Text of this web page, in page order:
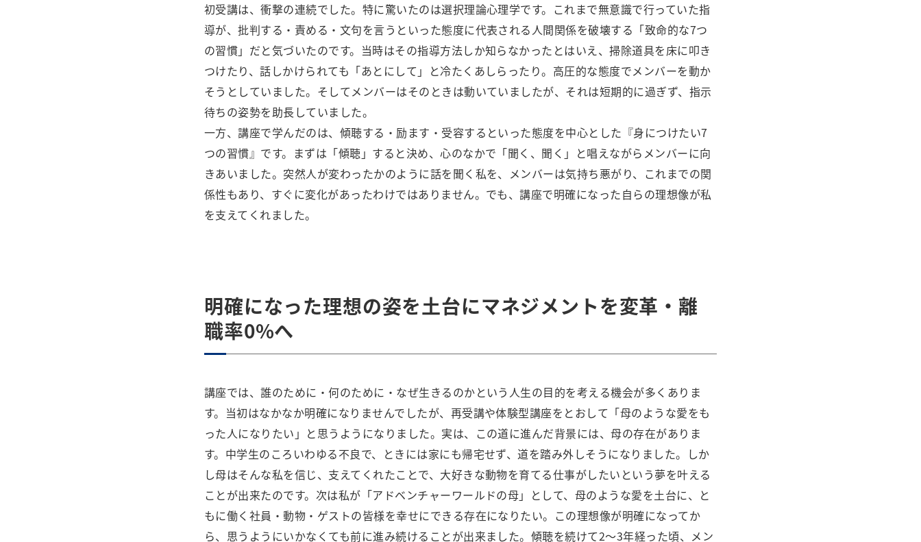
初受講は、衝撃の連続でした。特に驚いたのは選択理論心理学です。これまで無意識で行っていた指
導が、批判する・責める・文句を言うといった態度に代表される人間関係を破壊する「致命的な7つ
の習慣」だと気づいたのです。当時はその指導方法しか知らなかったとはいえ、掃除道具を床に叩き
つけたり、話しかけられても「あとにして」と冷たくあしらったり。高圧的な態度でメンバーを動か
そうとしていました。そしてメンバーはそのときは動いていましたが、それは短期的に過ぎず、指示
待ちの姿勢を助長していました。
一方、講座で学んだのは、傾聴する・励ます・受容するといった態度を中心とした『身につけたい7
つの習慣』です。まずは「傾聴」すると決め、心のなかで「聞く、聞く」と唱えながらメンバーに向
きあいました。突然人が変わったかのように話を聞く私を、メンバーは気持ち悪がり、これまでの関
係性もあり、すぐに変化があったわけではありません。でも、講座で明確になった自らの理想像が私
を支えてくれました。
明確になった理想の姿を土台にマネジメントを変革・離
職率0%へ
講座では、誰のために・何のために・なぜ生きるのかという人生の目的を考える機会が多くありま
す。当初はなかなか明確になりませんでしたが、再受講や体験型講座をとおして「母のような愛をも
った人になりたい」と思うようになりました。実は、この道に進んだ背景には、母の存在がありま
す。中学生のころいわゆる不良で、ときには家にも帰宅せず、道を踏み外しそうになりました。しか
し母はそんな私を信じ、支えてくれたことで、大好きな動物を育てる仕事がしたいという夢を叶える
ことが出来たのです。次は私が「アドベンチャーワールドの母」として、母のような愛を土台に、と
もに働く社員・動物・ゲストの皆様を幸せにできる存在になりたい。この理想像が明確になってか
ら、思うようにいかなくても前に進み続けることが出来ました。傾聴を続けて2～3年経った頃、メン